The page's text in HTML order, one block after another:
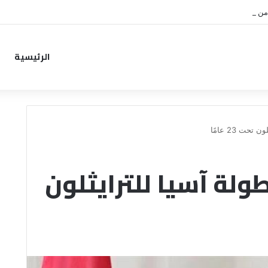
خطوة جديدة بموافقة الهلال
الرئيسية
23 عامًا
آسيا للترايثلون